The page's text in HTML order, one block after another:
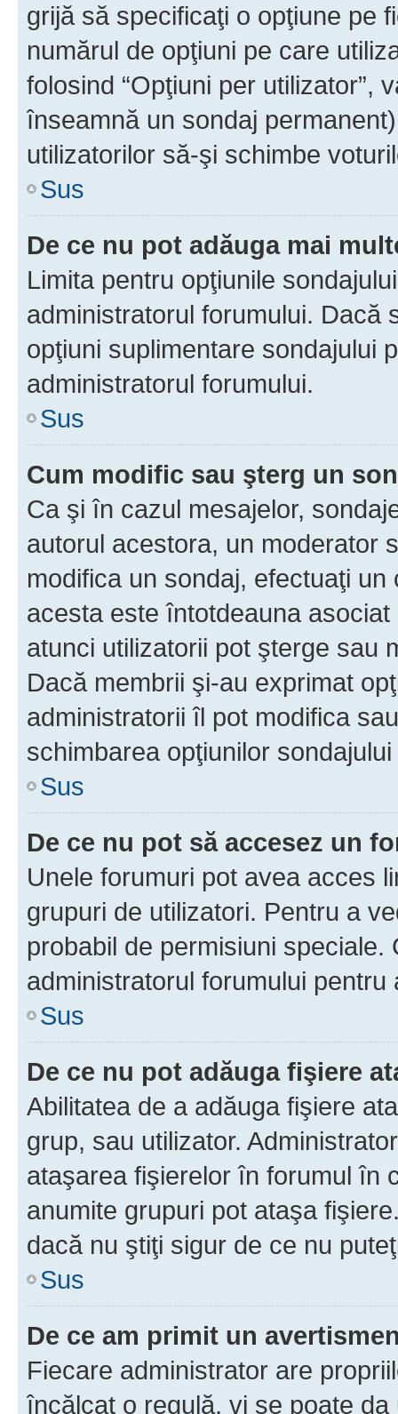
grijă să specificaţi o opţiune pe
numărul de opţiuni pe care
folosind “Opţiuni per utilizator”,
înseamnă un sondaj
utilizatorilor să-şi schimbe
Sus
De ce nu pot adăuga mai
Limita pentru opţiunile
administratorul forumului. Dacă
opţiuni suplimentare sondajului
administratorul forumului.
Sus
Cum modific sau şterg un
Ca şi în cazul mesajelor,
autorul acestora, un moderator
modifica un sondaj, efectuaţi
acesta este întotdeauna
atunci utilizatorii pot şterge sau
Dacă membrii şi-au exprimat
administratorii îl pot modifica
schimbarea opţiunilor
Sus
De ce nu pot să accesez un
Unele forumuri pot avea acces
grupuri de utilizatori. Pentru a
probabil de permisiuni
administratorul forumului pentru
Sus
De ce nu pot adăuga fişiere
Abilitatea de a adăuga fişiere
grup, sau utilizator.
ataşarea fişierelor în forumul în
anumite grupuri pot ataşa
dacă nu ştiţi sigur de ce nu
Sus
De ce am primit un
Fiecare administrator are
încălcat o regulă, vi se poate